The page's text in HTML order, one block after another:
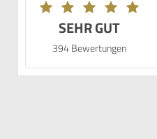
SEHR GUT
394 Bewertungen